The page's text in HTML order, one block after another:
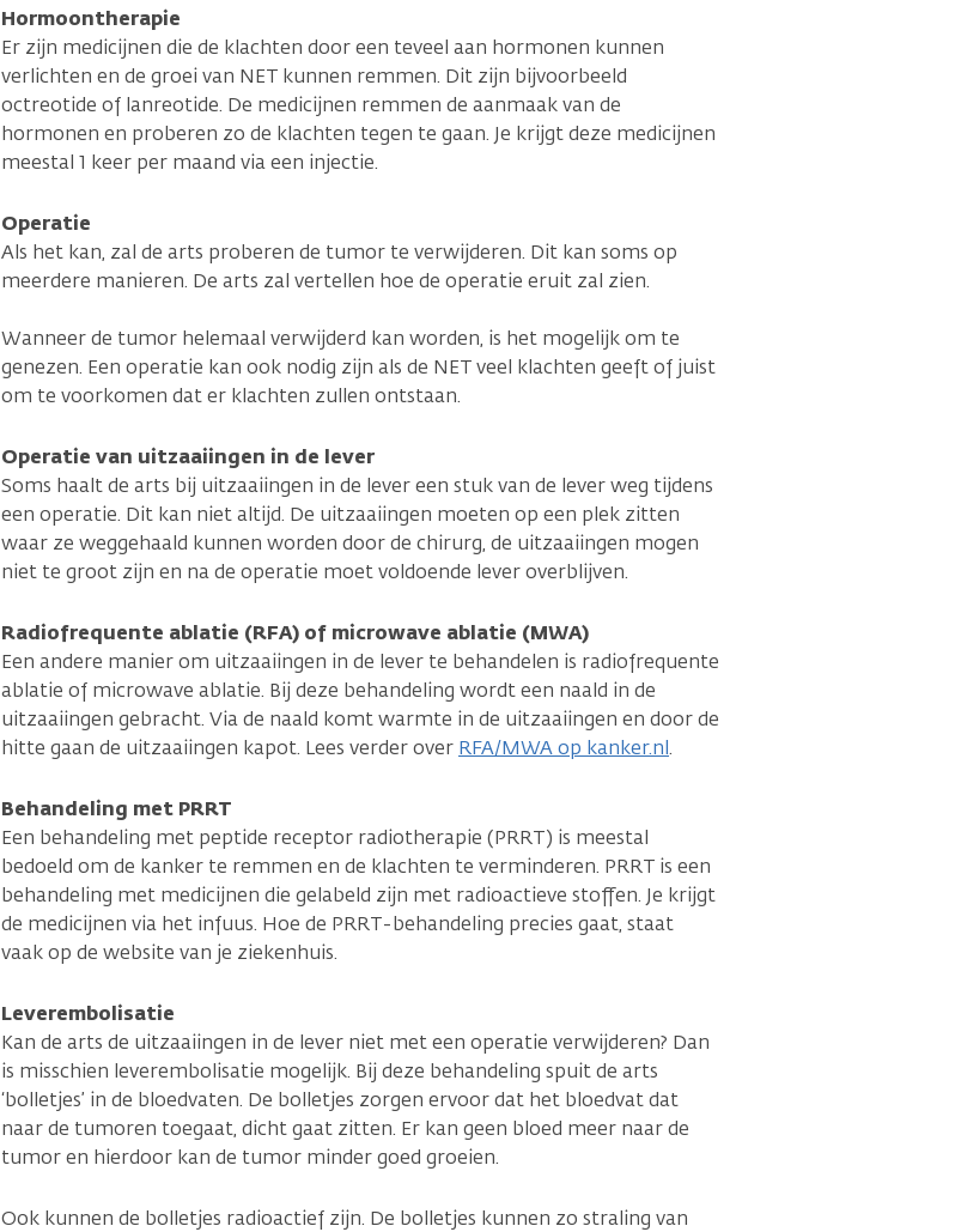
Hormoontherapie
Er zijn medicijnen die de klachten door een teveel aan hormonen kunnen
verlichten en de groei van NET kunnen remmen. Dit zijn bijvoorbeeld
octreotide of lanreotide. De medicijnen remmen de aanmaak van de
hormonen en proberen zo de klachten tegen te gaan. Je krijgt deze medicijnen
meestal 1 keer per maand via een injectie.
Operatie
Als het kan, zal de arts proberen de tumor te verwijderen. Dit kan soms op
meerdere manieren. De arts zal vertellen hoe de operatie eruit zal zien.
Wanneer de tumor helemaal verwijderd kan worden, is het mogelijk om te
genezen. Een operatie kan ook nodig zijn als de NET veel klachten geeft of juist
om te voorkomen dat er klachten zullen ontstaan.
Operatie van uitzaaiingen in de lever
Soms haalt de arts bij uitzaaiingen in de lever een stuk van de lever weg tijdens
een operatie. Dit kan niet altijd. De uitzaaiingen moeten op een plek zitten
waar ze weggehaald kunnen worden door de chirurg, de uitzaaiingen mogen
niet te groot zijn en na de operatie moet voldoende lever overblijven.
Radiofrequente ablatie (RFA) of microwave ablatie (MWA)
Een andere manier om uitzaaiingen in de lever te behandelen is radiofrequente
ablatie of microwave ablatie. Bij deze behandeling wordt een naald in de
uitzaaiingen gebracht. Via de naald komt warmte in de uitzaaiingen en door de
hitte gaan de uitzaaiingen kapot. Lees verder over RFA/MWA op kanker.nl.
Behandeling met PRRT
Een behandeling met peptide receptor radiotherapie (PRRT) is meestal
bedoeld om de kanker te remmen en de klachten te verminderen. PRRT is een
behandeling met medicijnen die gelabeld zijn met radioactieve stoffen. Je krijgt
de medicijnen via het infuus. Hoe de PRRT-behandeling precies gaat, staat
vaak op de website van je ziekenhuis.
Leverembolisatie
Kan de arts de uitzaaiingen in de lever niet met een operatie verwijderen? Dan
is misschien leverembolisatie mogelijk. Bij deze behandeling spuit de arts
‘bolletjes’ in de bloedvaten. De bolletjes zorgen ervoor dat het bloedvat dat
naar de tumoren toegaat, dicht gaat zitten. Er kan geen bloed meer naar de
tumor en hierdoor kan de tumor minder goed groeien.
Ook kunnen de bolletjes radioactief zijn. De bolletjes kunnen zo straling van